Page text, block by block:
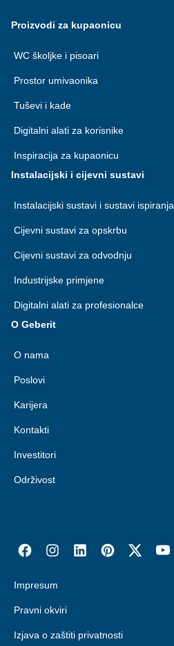
Proizvodi za kupaonicu
WC školjke i pisoari
Prostor umivaonika
Tuševi i kade
Digitalni alati za korisnike
Inspiracija za kupaonicu
Instalacijski i cijevni sustavi
Instalacijski sustavi i sustavi ispiranja
Cijevni sustavi za opskrbu
Cijevni sustavi za odvodnju
Industrijske primjene
Digitalni alati za profesionalce
O Geberit
O nama
Poslovi
Karijera
Kontakti
Investitori
Održivost
Impresum
Pravni okviri
Izjava o zaštiti privatnosti